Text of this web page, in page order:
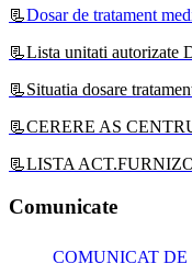
📃Dosar de tratament
📃Lista unitati autorizate
📃Situatia dosare
📃CERERE AS
📃LISTA
Comunicate
COMUNICAT